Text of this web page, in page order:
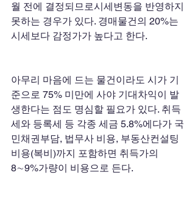
월 전에 결정되므로시세변동을 반영하지
못하는 경우가 있다. 경매물건의 20%는
시세보다 감정가가 높다고 한다.
아무리 마음에 드는 물건이라도 시가 기
준으로 75% 미만에 사야 기대차익이 발
생한다는 점도 명심할 필요가 있다. 취득
세와 등록세 등 각종 세금 5.8%에다가 국
민채권부담, 법무사 비용, 부동산컨설팅
비용(복비)까지 포함하면 취득가의
8∼9%가량이 비용으로 든다.